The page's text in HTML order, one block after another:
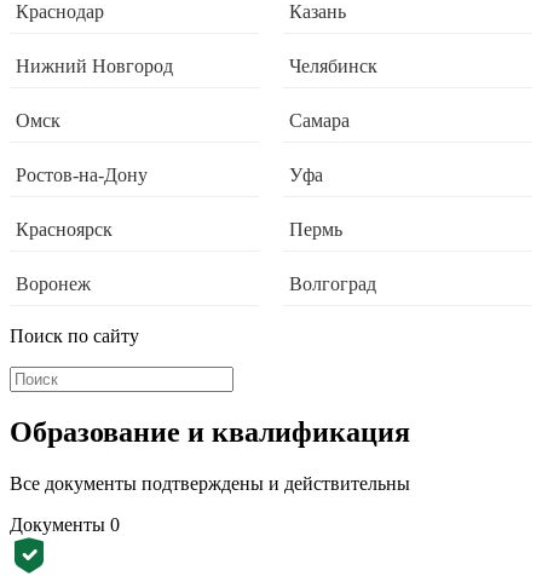
Краснодар Казань
Нижний Новгород Челябинск
Омск Самара
Ростов-на-Дону Уфа
Красноярск Пермь
Воронеж Волгоград
Поиск по сайту
Образование и квалификация
Все документы подтверждены и действительны
Документы 0